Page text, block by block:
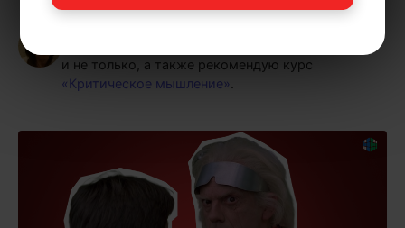
Ольга Обломова— автор статей и курсов
и не только, а также рекомендую курс
«Критическое мышление»